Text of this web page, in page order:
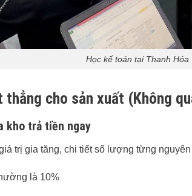
Học kế toán tại Thanh Hóa
thẳng cho sản xuất (Không
kho trả tiền ngay
trị gia tăng, chi tiết số lượng từng
là 10%